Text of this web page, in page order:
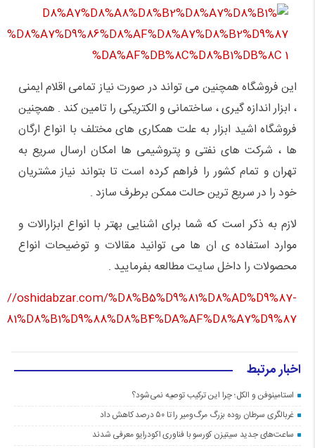
این فروشگاه همچنین می تواند در صورت نیاز تمامی اقلام ایمنی
، ابزار اندازه گیری ، ساختمانی و الکتریکی را تامین کند . همچنین
فروشگاه اشید ابزار به علت همکاری های مختلف با انواع ارگان
ها ، شرکت های نفتی و پتروشیمی ها امکان ارسال سریع به
تهران و تمام کشور را فراهم کرده است تا بتواند نیاز مشتریان
خود را در سریع ترین حالت ممکن برطرف سازد .
لازم به ذکر است که شما برای اشنایی بهتر با انواع ابزارالات و
موارد استفاده ی ان ها می توانید مقالات و توضیحات انواع
محصولات را داخل سایت مطالعه بفرمایید .
oshidabzar.com/%D8%B5%D9%81%D8%AD%D9%87-
اخبار مرتبط
استامینوفن و الکل؛ چرا این ترکیب توصیه نمی‌شود؟
غربالگری سرطان روده بزرگ مرگ‌ومیر را تا ۵۰ درصد کاهش داد
ساعت‌های جدید سیتیزن کورسو با فناوری اکودرایو معرفی شدند